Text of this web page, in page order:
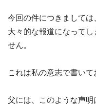
今回の件につきましては
大々的な報道になって
せん。
これは私の意志で書いて
父には、このような声